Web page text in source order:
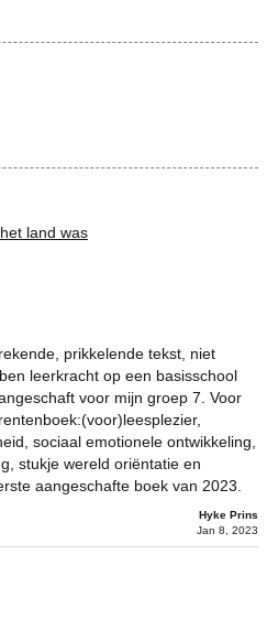
land was
prikkelende tekst, niet
leerkracht op een basisschool
voor mijn groep 7. Voor
sociaal emotionele ontwikkeling,
stukje wereld oriëntatie en
aangeschafte boek van 2023.
Hyke Prins
Jan 8, 2023